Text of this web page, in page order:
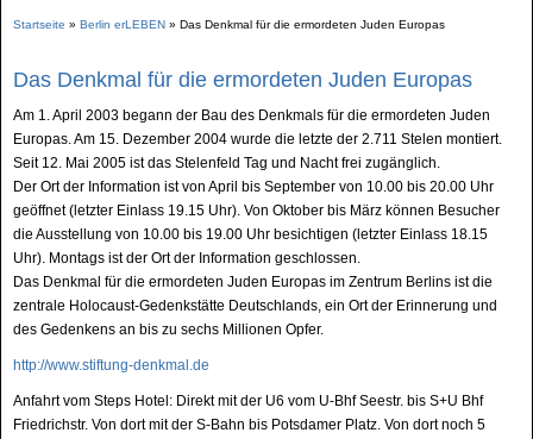
Startseite » Berlin erLEBEN » Das Denkmal für die ermordeten Juden Europas
Das Denkmal für die ermordeten Juden Europas
Am 1. April 2003 begann der Bau des Denkmals für die ermordeten Juden
Europas. Am 15. Dezember 2004 wurde die letzte der 2.711 Stelen montiert.
Seit 12. Mai 2005 ist das Stelenfeld Tag und Nacht frei zugänglich.
Der Ort der Information ist von April bis September von 10.00 bis 20.00 Uhr
geöffnet (letzter Einlass 19.15 Uhr). Von Oktober bis März können Besucher
die Ausstellung von 10.00 bis 19.00 Uhr besichtigen (letzter Einlass 18.15
Uhr). Montags ist der Ort der Information geschlossen.
Das Denkmal für die ermordeten Juden Europas im Zentrum Berlins ist die
zentrale Holocaust-Gedenkstätte Deutschlands, ein Ort der Erinnerung und
des Gedenkens an bis zu sechs Millionen Opfer.
http://www.stiftung-denkmal.de
Anfahrt vom Steps Hotel: Direkt mit der U6 vom U-Bhf Seestr. bis S+U Bhf
Friedrichstr. Von dort mit der S-Bahn bis Potsdamer Platz. Von dort noch 5